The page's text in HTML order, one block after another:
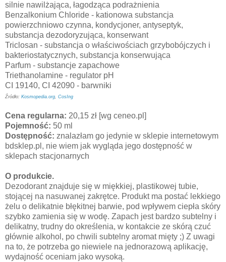
silnie nawilżająca, łagodząca podrażnienia
Benzalkonium Chloride - kationowa substancja
powierzchniowo czynna, kondycjoner, antyseptyk,
substancja dezodoryzująca, konserwant
Triclosan - substancja o właściwościach grzybobójczych i
bakteriostatycznych, substancja konserwująca
Parfum - substancje zapachowe
Triethanolamine - regulator pH
CI 19140, CI 42090 - barwniki
Źródło: Kosmopedia.org, CosIng
Cena regularna: 20,15 zł [wg ceneo.pl]
Pojemność: 50 ml
Dostępność: znalazłam go jedynie w sklepie internetowym
bdsklep.pl, nie wiem jak wygląda jego dostępność w
sklepach stacjonarnych
O produkcie.
Dezodorant znajduje się w miękkiej, plastikowej tubie,
stojącej na nasuwanej zakrętce. Produkt ma postać lekkiego
żelu o delikatnie błękitnej barwie, pod wpływem ciepła skóry
szybko zamienia się w wodę. Zapach jest bardzo subtelny i
delikatny, trudny do określenia, w kontakcie ze skórą czuć
głównie alkohol, po chwili subtelny aromat mięty ;) Z uwagi
na to, że potrzeba go niewiele na jednorazową aplikację,
wydajność oceniam jako wysoką.